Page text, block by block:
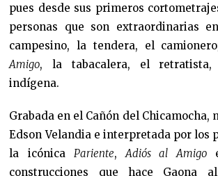
pues desde sus primeros
personas que son extraordinarias
campesino, la tendera, el
Amigo, la tabacalera, el
indígena.
Grabada en el Cañón del Chicamocha,
Edson Velandia e interpretada por los
la icónica Pariente,Adiós al Amigo
construcciones que hace Gaona